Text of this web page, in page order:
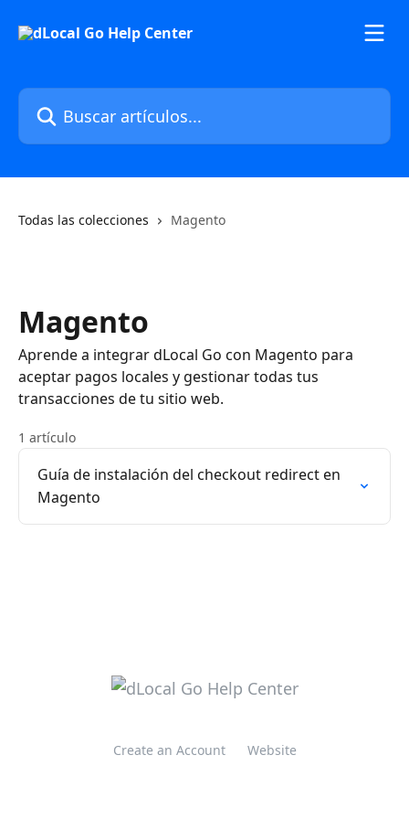
Buscar artículos...
Todas las colecciones Magento
Magento
Aprende a integrar dLocal Go con Magento para
aceptar pagos locales y gestionar todas tus
transacciones de tu sitio web.
1 artículo
Guía de instalación del checkout redirect en
Magento
Create an Account Website